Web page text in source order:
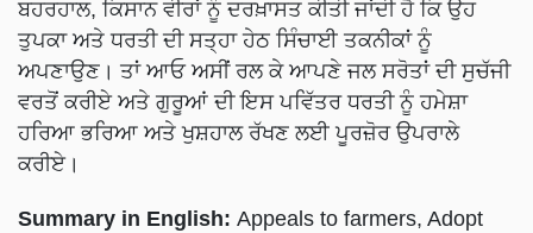
ਤੁਪਕਾ ਅਤੇ ਧਰਤੀ ਦੀ ਸਤ੍ਹਾ ਹੇਠ ਸਿੰਚਾਈ ਤਕਨੀਕਾਂ ਨੂੰ
ਅਪਣਾਉਣ। ਤਾਂ ਆਓ ਅਸੀਂ ਰਲ ਕੇ ਆਪਣੇ ਜਲ ਸਰੋਤਾਂ ਦੀ ਸੁਚੱਜੀ
ਵਰਤੋਂ ਕਰੀਏ ਅਤੇ ਗੁਰੂਆਂ ਦੀ ਇਸ ਪਵਿੱਤਰ ਧਰਤੀ ਨੂੰ ਹਮੇਸ਼ਾ
ਹਰਿਆ ਭਰਿਆ ਅਤੇ ਖੁਸ਼ਹਾਲ ਰੱਖਣ ਲਈ ਪੂਰਜ਼ੋਰ ਉਪਰਾਲੇ
ਕਰੀਏ।
drip irrigation for proper use of water in spring maize